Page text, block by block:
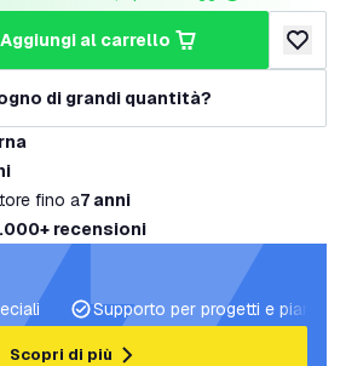
aggiungi al carrello
di grandi quantità?
fino a7 anni
recensioni
Supporto per progetti e piani di
Scopri di più